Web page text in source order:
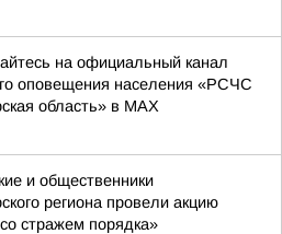
на официальный канал
оповещения населения «РСЧС
область» в МАХ
и общественники
региона провели акцию
стражем порядка»